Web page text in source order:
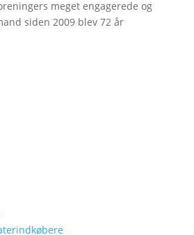
meget engagerede og
siden 2009 blev 72 år